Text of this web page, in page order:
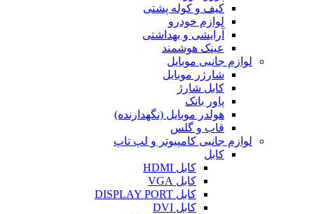
کیف و کوله پشتی
لوازم خودرو
آرایشی و بهداشتی
عینک هوشمند
لوازم جانبی موبایل
شارژر موبایل
کابل شارژ
پاور بانک
هولدر موبایل (نگهدارنده)
قاب و گلس
لوازم جانبی کامپیوتر و لپ تاپ
کابل
کابل HDMI
کابل VGA
کابل DISPLAY PORT
کابل DVI